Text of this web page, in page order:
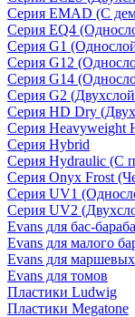
Серия EMAD (С
Серия EQ4
Серия G1
Серия G12
Серия G14
Серия G2
Серия HD Dry
Серия Heavyweight
Серия Hybrid
Серия Hydraulic (С
Серия Onyx Frost
Серия UV1
Серия UV2
Evans для бас-
Evans для малого
Evans для
Evans для томов
Пластики Ludwig
Пластики Megatone